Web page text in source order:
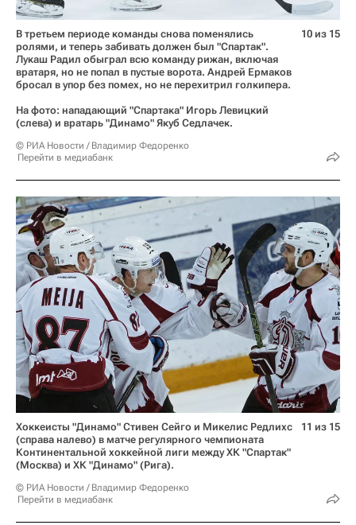
В третьем периоде команды снова поменялись
ролями, и теперь забивать должен был "Спартак".
Лукаш Радил обыграл всю команду рижан, включая
вратаря, но не попал в пустые ворота. Андрей Ермаков
бросал в упор без помех, но не перехитрил голкипера.
На фото: нападающий "Спартака" Игорь Левицкий
(слева) и вратарь "Динамо" Якуб Седлачек.
© РИА Новости / Владимир Федоренко
Перейти в медиабанк
10 из 15
Хоккеисты "Динамо" Стивен Сейго и Микелис Редлихс
(справа налево) в матче регулярного чемпионата
Континентальной хоккейной лиги между ХК "Спартак"
(Москва) и ХК "Динамо" (Рига).
© РИА Новости / Владимир Федоренко
Перейти в медиабанк
11 из 15